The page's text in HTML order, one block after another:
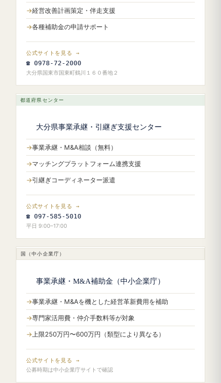
経営改善計画策定・伴走支援
各種補助金の申請サポート
公式サイトを見る →
☎ 0978-72-2000
大分県国東市国東町鶴川１６０番地２
都道府県センター
大分県事業承継・引継ぎ支援センター
事業承継・M&A相談（無料）
マッチングプラットフォーム連携支援
引継ぎコーディネーター派遣
公式サイトを見る →
☎ 097-585-5010
平日 9:00–17:00
国（中小企業庁）
事業承継・M&A補助金（中小企業庁）
事業承継・M&Aを機とした経営革新費用を補助
専門家活用費・仲介手数料等が対象
上限250万円〜600万円（類型により異なる）
公式サイトを見る →
公募時期は中小企業庁サイトで確認